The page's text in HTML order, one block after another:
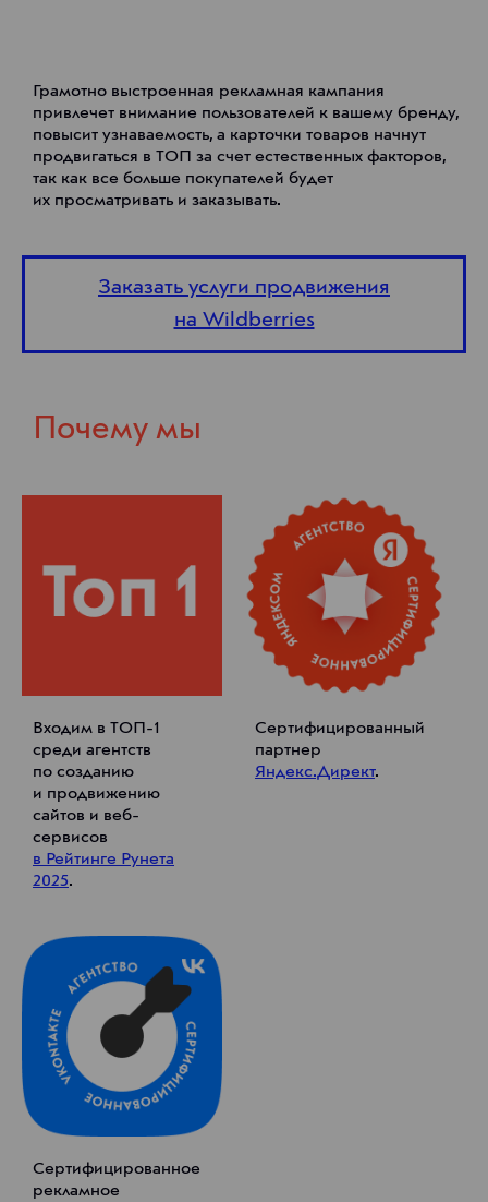
Грамотно выстроенная рекламная кампания
привлечет внимание пользователей к вашему бренду,
повысит узнаваемость, а карточки товаров начнут
продвигаться в ТОП за счет естественных факторов,
так как все больше покупателей будет
их просматривать и заказывать.
Заказать услуги продвижения
на Wildberries
Почему мы
Входим в ТОП-1
среди агентств
по созданию
и продвижению
сайтов и веб-
сервисов
в Рейтинге Рунета
2025.
Сертифицированный
партнер
Яндекс.Директ.
Сертифицированное
рекламное